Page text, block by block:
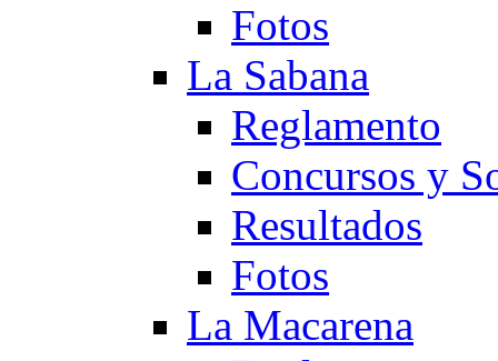
Fotos
La Sabana
Reglamento
Concursos y
Resultados
Fotos
La Macarena